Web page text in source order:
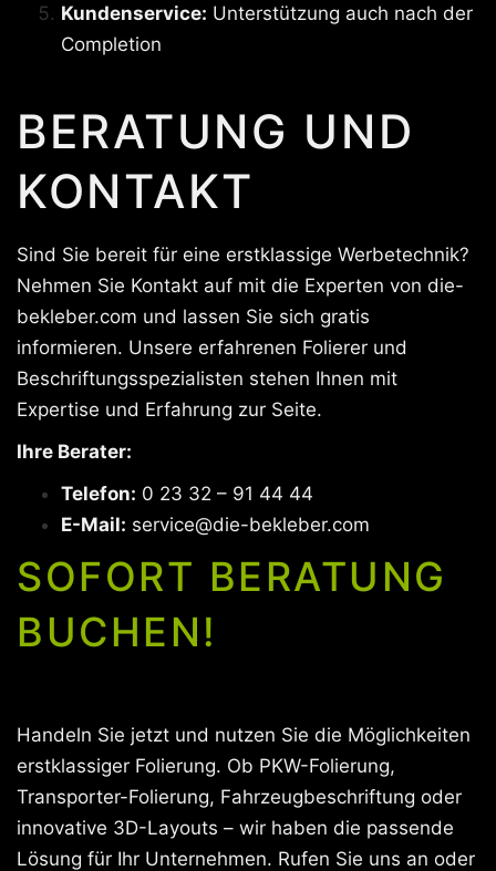
Kundenservice: Unterstützung auch nach der
Completion
BERATUNG UND
KONTAKT
Sind Sie bereit für eine erstklassige Werbetechnik?
Nehmen Sie Kontakt auf mit die Experten von die-
bekleber.com und lassen Sie sich gratis
informieren. Unsere erfahrenen Folierer und
Beschriftungsspezialisten stehen Ihnen mit
Expertise und Erfahrung zur Seite.
Ihre Berater:
Telefon: 0 23 32 – 91 44 44
E-Mail: service@die-bekleber.com
SOFORT BERATUNG
BUCHEN!
Handeln Sie jetzt und nutzen Sie die Möglichkeiten
erstklassiger Folierung. Ob PKW-Folierung,
Transporter-Folierung, Fahrzeugbeschriftung oder
innovative 3D-Layouts – wir haben die passende
Lösung für Ihr Unternehmen. Rufen Sie uns an oder